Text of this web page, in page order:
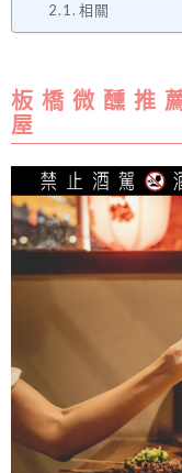
相關
板 橋 微 醺 推
屋